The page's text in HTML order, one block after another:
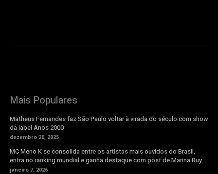
Mais Populares
Matheus Fernandes faz São Paulo voltar à virada do século com show
da label Anos 2000
dezembro 20, 2025
MC Meno K se consolida entre os artistas mais ouvidos do Brasil,
entra no ranking mundial e ganha destaque com post de Marina Ruy...
janeiro 7, 2026